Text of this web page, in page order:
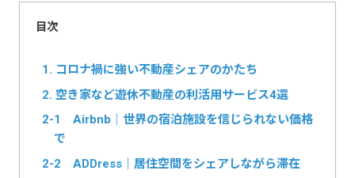
目次
1. コロナ禍に強い不動産シェアのかたち
2. 空き家など遊休不動産の利活用サービス4選
2-1 Airbnb｜世界の宿泊施設を信じられない価格
で
2-2 ADDress｜居住空間をシェアしながら滞在